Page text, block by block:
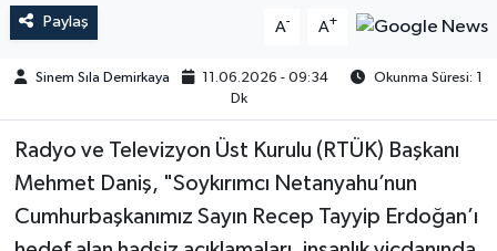
Paylaş A- A+
Sinem Sıla Demirkaya 11.06.2026 - 09:34
Okunma Süresi: 1
Dk
Radyo ve Televizyon Üst Kurulu (RTÜK) Başkanı
Mehmet Daniş, "Soykırımcı Netanyahu’nun
Cumhurbaşkanımız Sayın Recep Tayyip Erdoğan’ı